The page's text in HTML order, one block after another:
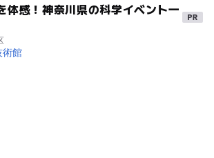
体感！神奈川県の科学イベント一